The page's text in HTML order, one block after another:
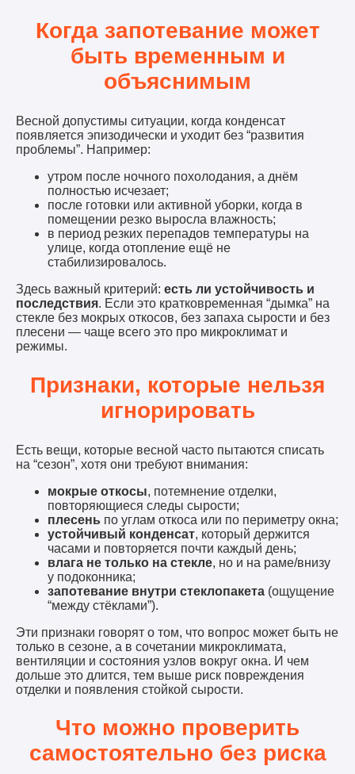
Когда запотевание может
быть временным и
объяснимым
Весной допустимы ситуации, когда конденсат
появляется эпизодически и уходит без “развития
проблемы”. Например:
утром после ночного похолодания, а днём
полностью исчезает;
после готовки или активной уборки, когда в
помещении резко выросла влажность;
в период резких перепадов температуры на
улице, когда отопление ещё не
стабилизировалось.
Здесь важный критерий: есть ли устойчивость и
последствия. Если это кратковременная “дымка” на
стекле без мокрых откосов, без запаха сырости и без
плесени — чаще всего это про микроклимат и
режимы.
Признаки, которые нельзя
игнорировать
Есть вещи, которые весной часто пытаются списать
на “сезон”, хотя они требуют внимания:
мокрые откосы, потемнение отделки,
повторяющиеся следы сырости;
плесень по углам откоса или по периметру окна;
устойчивый конденсат, который держится
часами и повторяется почти каждый день;
влага не только на стекле, но и на раме/внизу
у подоконника;
запотевание внутри стеклопакета (ощущение
“между стёклами”).
Эти признаки говорят о том, что вопрос может быть не
только в сезоне, а в сочетании микроклимата,
вентиляции и состояния узлов вокруг окна. И чем
дольше это длится, тем выше риск повреждения
отделки и появления стойкой сырости.
Что можно проверить
самостоятельно без риска